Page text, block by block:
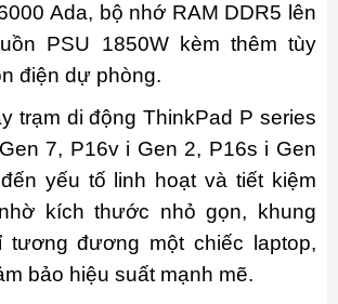
Ada, bộ nhớ RAM DDR5 lên
PSU 1850W kèm thêm tùy
điện dự phòng.
trạm di động ThinkPad P series
7, P16v i Gen 2, P16s i Gen
yếu tố linh hoạt và tiết kiệm
kích thước nhỏ gọn, khung
tương đương một chiếc laptop,
bảo hiệu suất mạnh mẽ.